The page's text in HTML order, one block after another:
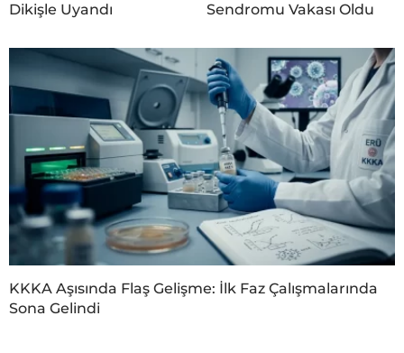
Dikişle Uyandı
Sendromu Vakası Oldu
KKKA Aşısında Flaş Gelişme: İlk Faz Çalışmalarında
Sona Gelindi